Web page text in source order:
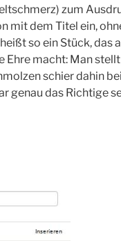
zum
mit dem Titel ein,
so ein Stück, das
macht: Man
schier dahin
genau das Richtige